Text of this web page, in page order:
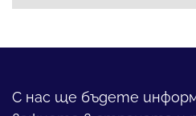
С нас ще бъдете